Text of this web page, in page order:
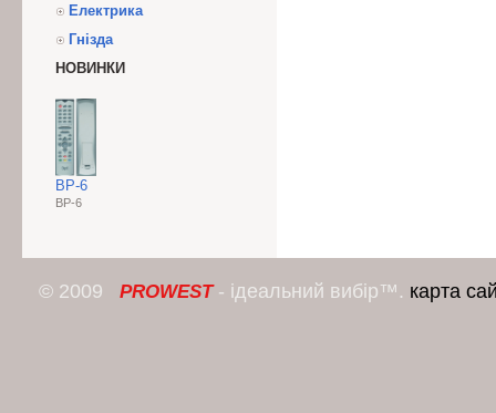
Електрика
Гнізда
НОВИНКИ
BP-6
BP-6
© 2009 PROWEST- ідеальний вибір™. карта